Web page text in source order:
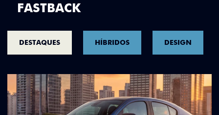
FASTBACK
DESTAQUES HÍBRIDOS DESIGN